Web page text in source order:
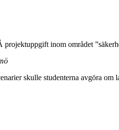
projektuppgift inom området
skulle studenterna avgöra